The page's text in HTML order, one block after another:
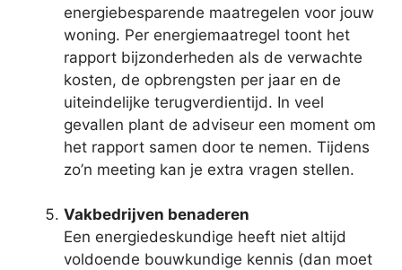
energiebesparende maatregelen voor jouw
woning. Per energiemaatregel toont het
rapport bijzonderheden als de verwachte
kosten, de opbrengsten per jaar en de
uiteindelijke terugverdientijd. In veel
gevallen plant de adviseur een moment om
het rapport samen door te nemen. Tijdens
zo’n meeting kan je extra vragen stellen.
Vakbedrijven benaderen
Een energiedeskundige heeft niet altijd
voldoende bouwkundige kennis (dan moet